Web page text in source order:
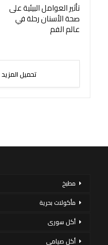
تأثير العوامل البيئية على
صحة الأسنان رحلة في
عالم الفم
تحميل
مطبخ
مأكولات بحرية
أكل سورى
أكل صيامي